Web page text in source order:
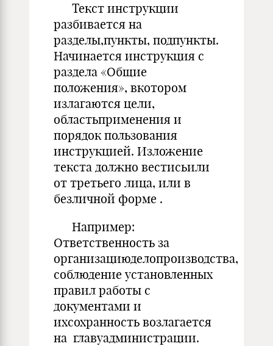
Текст инструкции
разбивается на
разделы,пункты, подпункты.
Начинается инструкция с
раздела «Общие
положения», вкотором
излагаются цели,
областьприменения и
порядок пользования
инструкцией. Изложение
текста должно вестисьили
от третьего лица, или в
безличной форме .
Например:
Ответственность за
организациюделопроизводства,
соблюдение установленных
правил работы с
документами и
ихсохранность возлагается
на главуадминистрации.